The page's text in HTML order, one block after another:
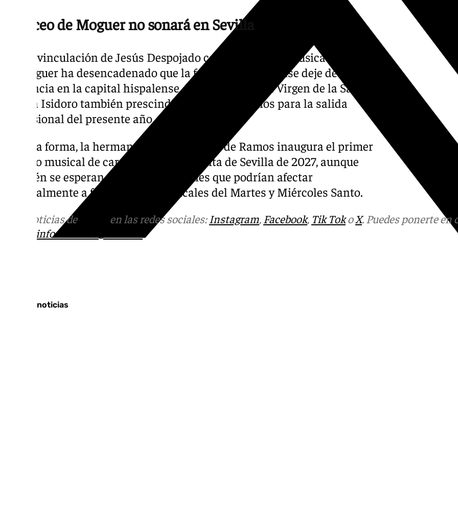
El Liceo de Moguer no sonará en Sevilla
La desvinculación de Jesús Despojado con la Banda de Música del Liceo
de Moguer ha desencadenado que la formación onubense deje de tener
presencia en la capital hispalense, después de que la Virgen de la Salud
de San Isidoro también prescindiera de sus servicios para la salida
procesional del presente año.
De esta forma, la hermandad del Domingo de Ramos inaugura el primer
cambio musical de cara a la Semana Santa de Sevilla de 2027, aunque
también se esperan más modificaciones que podrían afectar
especialmente a formaciones musicales del Martes y Miércoles Santo.
Más noticias de en las redes sociales:Instagram, Facebook, Tik TokoX. Puedes ponerte
informativos@101tv.es
Últimas noticias